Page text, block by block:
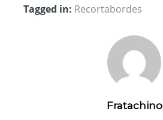
Tagged in: Recortabordes
Fratachino